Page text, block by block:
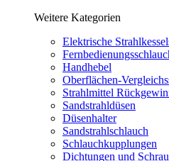
Weitere Kategorien
Elektrische
Handhebel
Oberflächen-
Strahlmittel
Sandstrahldüsen
Düsenhalter
Sandstrahlschlauch
Schlauchkupplungen
Dichtungen und